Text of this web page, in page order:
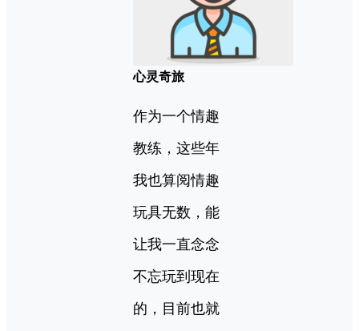
心灵奇旅
作为一个情趣
教练，这些年
我也算阅情趣
玩具无数，能
让我一直念念
不忘玩到现在
的，目前也就